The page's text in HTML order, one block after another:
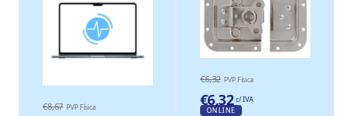
€8,67 PVP Física
€6,32 PVP Física
€6,32 c/ IVA
ONLINE